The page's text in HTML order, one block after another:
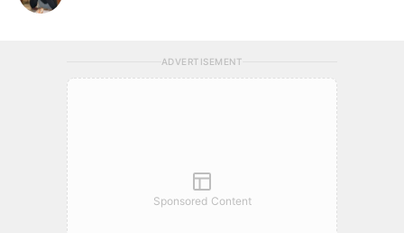
ADVERTISEMENT
Sponsored Content